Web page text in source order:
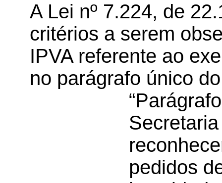
A Lei nº 7.224, de
critérios a serem
IPVA referente ao
no parágrafo único
pedidos